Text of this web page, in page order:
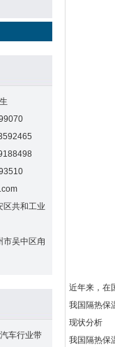
区共和工业
市吴中区甪
车行业带
近年来，在
我国隔热保
现状分析
我国隔热保